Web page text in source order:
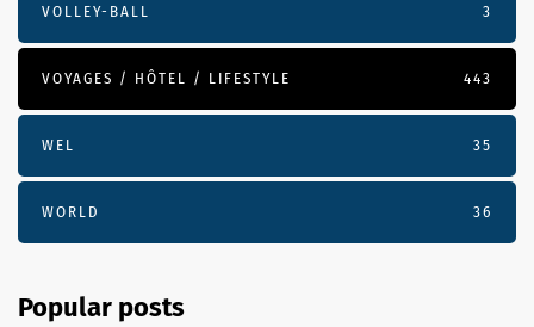
VOLLEY-BALL 3
VOYAGES / HÔTEL / LIFESTYLE 443
WEL 35
WORLD 36
Popular posts